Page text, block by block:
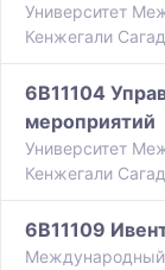
Университет
Кенжегали
6B11104
мероприятий
Университет
Кенжегали
6B11109
Международный